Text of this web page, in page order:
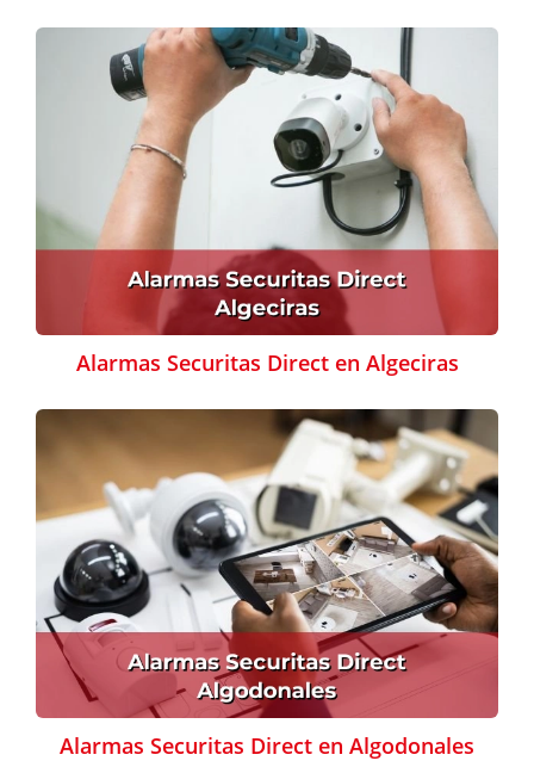
Alarmas Securitas Direct en Algeciras
Alarmas Securitas Direct en Algodonales